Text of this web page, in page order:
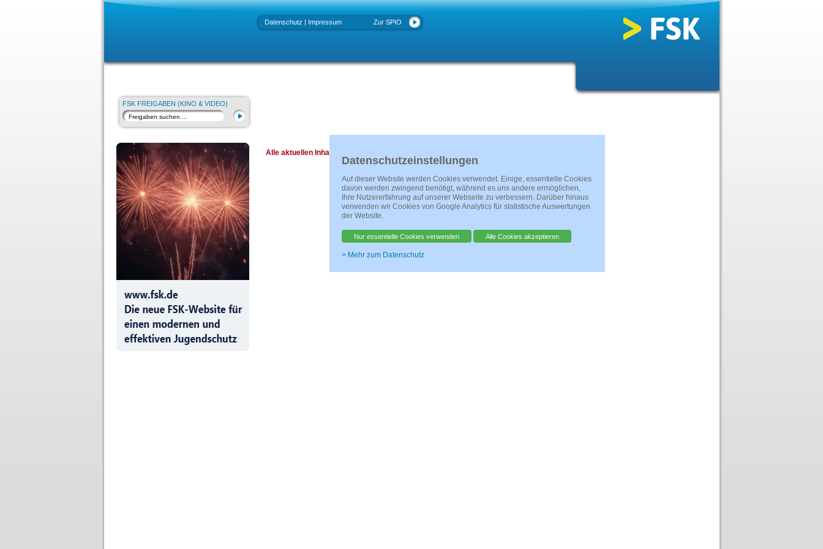
Datenschutzeinstellungen
Auf dieser Website werden Cookies verwendet. Einige, essentielle Cookies
davon werden zwingend benötigt, während es uns andere ermöglichen,
Ihre Nutzererfahrung auf unserer Webseite zu verbessern. Darüber hinaus
verwenden wir Cookies von Google Analytics für statistische Auswertungen
der Website.
Nur essentielle Cookies verwenden Alle Cookies akzeptieren
> Mehr zum Datenschutz
Datenschutz | Impressum Zur SPIO
FSK FREIGABEN (KINO & VIDEO)
Alle aktuellen Inhalte finden sie auf der neuen Website unter www.spio.de